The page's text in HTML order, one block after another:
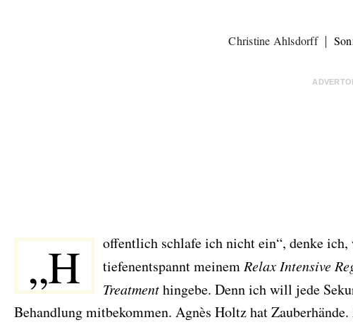
Christine Ahlsdorff
„H
offentlich schlafe ich nicht ein“, denke
tiefenentspannt meinem Relax Intensive
Treatmenthingebe. Denn ich will jede
Behandlung mitbekommen. Agnès Holtz hat